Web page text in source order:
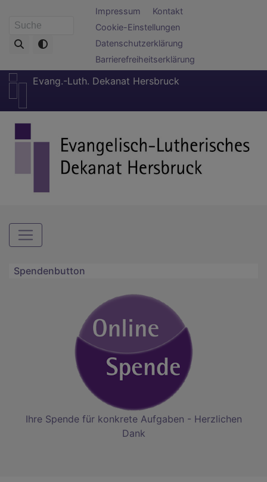
zum
Suche
Fußbereichsmenü
Impressum
Kontakt
Cookie-Einstellungen
Datenschutzerklärung
Barrierefreiheitserklärung
Evang.-Luth. Dekanat Hersbruck
Hauptnavigation
Spendenbutton
Ihre Spende für konkrete Aufgaben - Herzlichen
Dank